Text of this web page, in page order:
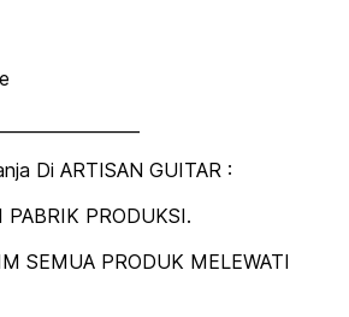
Di ARTISAN GUITAR :
PABRIK PRODUKSI.
SEMUA PRODUK MELEWATI